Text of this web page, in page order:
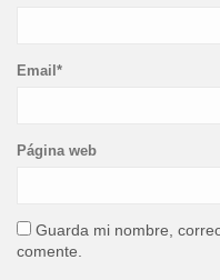
Email*
Página web
Guarda mi nombre,
comente.